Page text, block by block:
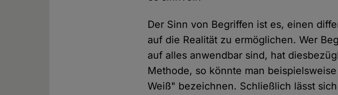
Der Sinn von Begriffen ist es, einen
auf die Realität zu ermöglichen. Wer
auf alles anwendbar sind, hat
Methode, so könnte man
Weiß" bezeichnen. Schließlich lässt